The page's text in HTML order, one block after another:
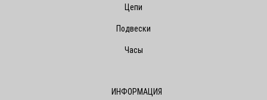
Цепи
Подвески
Часы
ИНФОРМАЦИЯ